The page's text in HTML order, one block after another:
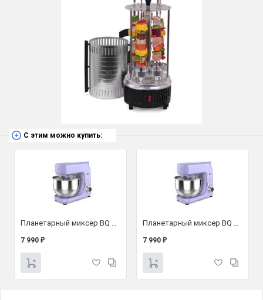
С этим можно купить:
7 990 ₽ 7 990 ₽